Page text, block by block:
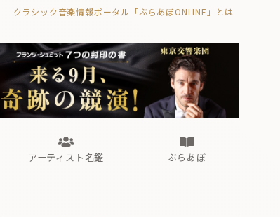
クラシック音楽情報ポータル「ぶらあぼONLINE」とは
アーティスト名鑑 ぶらあぼ
ぶらあぼブラス！
フォルテピアノ・オデッセイ